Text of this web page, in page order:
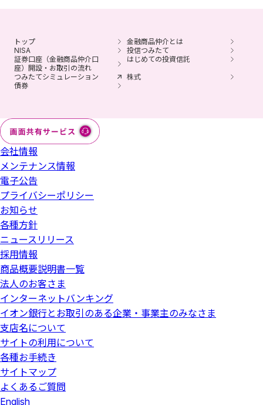
ムページにてご確認ください。
各商品をお申込みの際には、マネックス証券ホームページ
に掲載の「契約締結前交付書面」、「上場有価証券等書
面」、「目論見書補完書面」、「目論見書」、「リスク・
金融商品仲介において、イオン銀行はマネックス証券への
証券総合取引口座開設のお申込みおよびマネックス証券と
の証券取引に関する勧誘を行います。
イオン銀行はマネックス証券とは別法人であり、金融商品
仲介のご利用にあたっては、「金融商品仲介（マネックス
証券）口座」の開設が必要です。金融商品仲介の口座開設
をお申込みいただくと、お取引口座はマネックス証券に証
券総合取引口座として開設されます。
証券総合取引口座開設後の株式売買等のお取引について
は、すべてお客さまとマネックス証券とのお取引になりま
す。
イオン銀行にはマネックス証券とお客さまとの契約締結に
関する代理権はありません。したがって、マネックス証券
とお客さまとの間の契約の締結権はありません。
マネックス証券の商品・サービスについては、マネックス
証券のウェブサイトをご覧いただくか、「マネックス証券
コールセンター」までお問い合わせください。
トップ
金融商品仲介とは
NISA
投信つみたて
証券口座（金融商品仲介口
座）開設・お取引の流れ
はじめての投資信託
つみたてシミュレーション
株式
債券
会社情報
メンテナンス情報
電子公告
プライバシーポリシー
お知らせ
各種方針
ニュースリリース
採用情報
商品概要説明書一覧
法人のお客さま
インターネットバンキング
イオン銀行とお取引のある企業・事業主のみなさま
支店名について
サイトの利用について
各種お手続き
サイトマップ
よくあるご質問
English